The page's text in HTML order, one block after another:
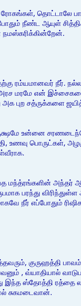
தொட்டாலே
நீண்ட ஆயுள்
ரம்யமானவர் நீர்.
மரமே என்
புற சத்ருக்களை
உன்னை
உணவு பொருட்கள்,
மந்த்ரங்களின் அந்தர்
பரந்து
நீர் எப்போதும்
குருஹத்தி
, வ்யாதியால்
இந்த ஸ்தோத்தி ரத்தை
சுகமடைவான்.